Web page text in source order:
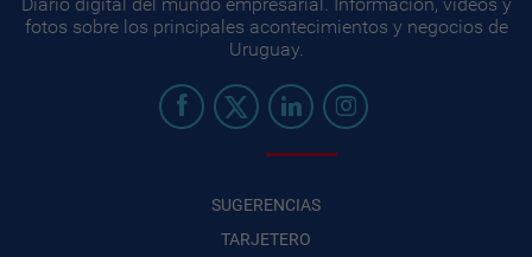
Diario digital del mundo empresarial. Información, videos y
fotos sobre los principales acontecimientos y negocios de
Uruguay.
SUGERENCIAS
TARJETERO